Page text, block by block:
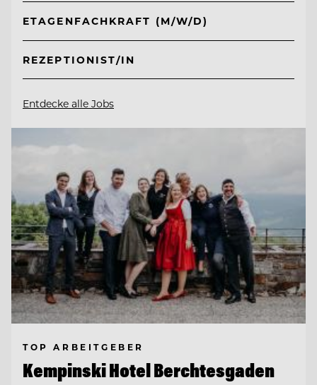
ETAGENFACHKRAFT (M/W/D)
REZEPTIONIST/IN
Entdecke alle Jobs
TOP ARBEITGEBER
Kempinski Hotel Berchtesgaden